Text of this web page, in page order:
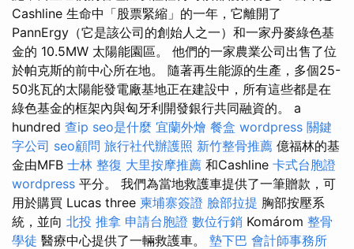
Cashline 生命中「股票緊縮」的一年，它離開了
PannErgy（它是該公司的創始人之一）和一家丹麥綠色基
金的 10.5MW 太陽能園區。 他們的一家農業公司出售了位
於帕克斯的前中心所在地。 隨著再生能源的生產，多個25-
50兆瓦的太陽能發電廠基地正在建設中，所有這些都是在
綠色基金的框架內與匈牙利開發銀行共同融資的。 a
hundred 查ip seo是什麼 宜蘭外燴 餐盒 wordpress 關鍵
字公司 seo顧問 旅行社代辦護照 新竹整骨推薦 億福林的基
金由MFB 士林 整復 大里按摩推薦 和Cashline 卡式台胞證
wordpress 平分。 我們為當地救護車提供了一筆贈款，可
用於購買 Lucas three 柬埔寨簽證 臉部拉提 胸部按壓系
統，並向 北投 推拿 申請台胞證 數位行銷 Komárom 整骨
學徒 醫療中心提供了一輛救護車。 墊下巴 會計師事務所